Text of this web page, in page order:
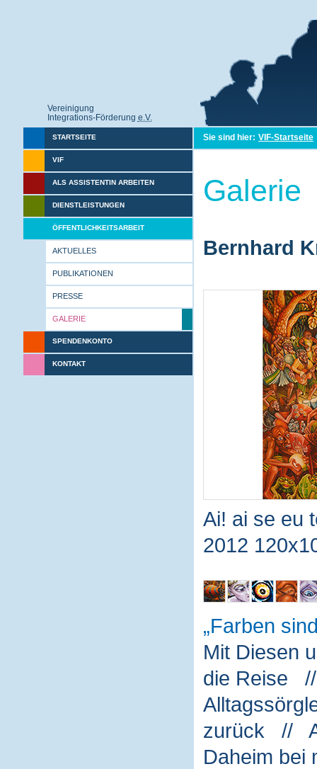
Vereinigung
Integrations-Förderung e.V.
STARTSEITE
VIF
ALS ASSISTENTIN ARBEITEN
DIENSTLEISTUNGEN
ÖFFENTLICHKEITSARBEIT
AKTUELLES
PUBLIKATIONEN
PRESSE
GALERIE
SPENDENKONTO
KONTAKT
Sie sind hier: VIF-Startseite
Galerie
Bernhard
Ai! ai se eu
2012
Farben
Mit Diesen
die Reise
zurück //
Daheim